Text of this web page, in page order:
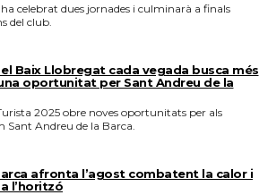
celebrat dues jornades i culminarà a finals
del club.
Baix Llobregat cada vegada busca més
oportunitat per Sant Andreu de la
2025 obre noves oportunitats per als
Andreu de la Barca.
afronta l’agost combatent la calor i
l’horitzó